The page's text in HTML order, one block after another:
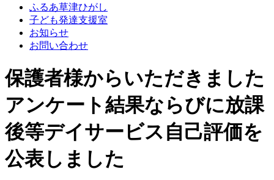
ふるあ草津ひがし
子ども発達支援室
お知らせ
お問い合わせ
保護者様からいただきました
アンケート結果ならびに放課
後等デイサービス自己評価を
公表しました